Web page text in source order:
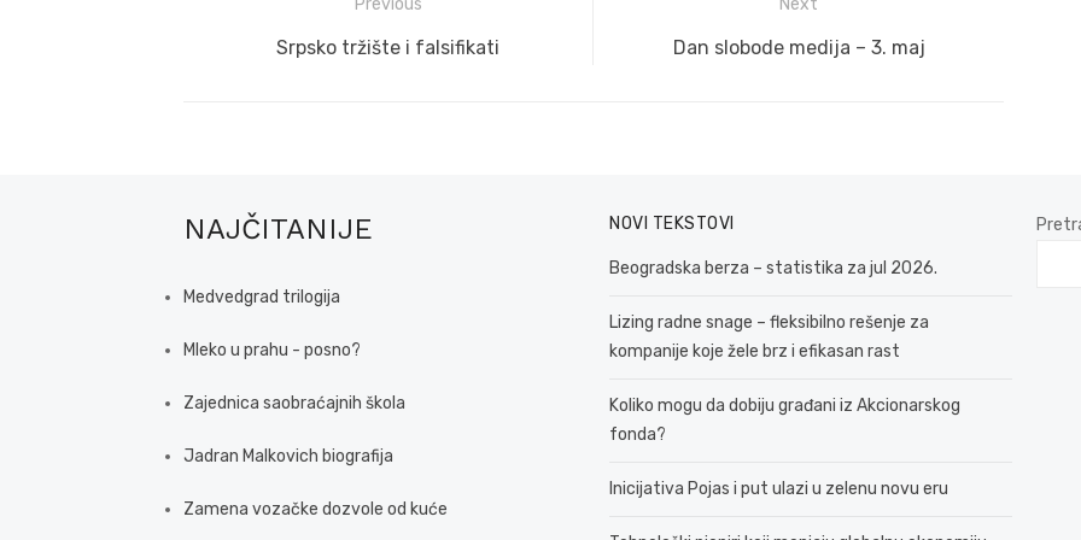
navigation
Previous
Previous
Srpsko tržište i falsifikati
Next
Next
Dan slobode medija – 3. maj
NAJČITANIJE
Medvedgrad trilogija
Mleko u prahu - posno?
Zajednica saobraćajnih škola
Jadran Malkovich biografija
Zamena vozačke dozvole od kuće
NOVI TEKSTOVI
Beogradska berza – statistika za jul 2026.
Lizing radne snage – fleksibilno rešenje za
kompanije koje žele brz i efikasan rast
Koliko mogu da dobiju građani iz Akcionarskog
fonda?
Inicijativa Pojas i put ulazi u zelenu novu eru